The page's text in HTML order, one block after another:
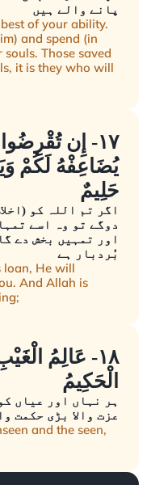
پانے والے ہیں
of your ability.
and spend (in
Those saved
it is they who will
١٧- إِن
يُضَاعِفْهُ لَكُمْ
حَلِيمٌ
اگر تم اللہ کو
دوگے تو وہ اسے
اور تمہیں بخش دے
بُردبار ہے
loan, He will
And Allah is
١٨- عَالِمُ
الْحَكِيمُ
ہر نہاں اور عیاں
عزت والا بڑی حکمت
and the seen,